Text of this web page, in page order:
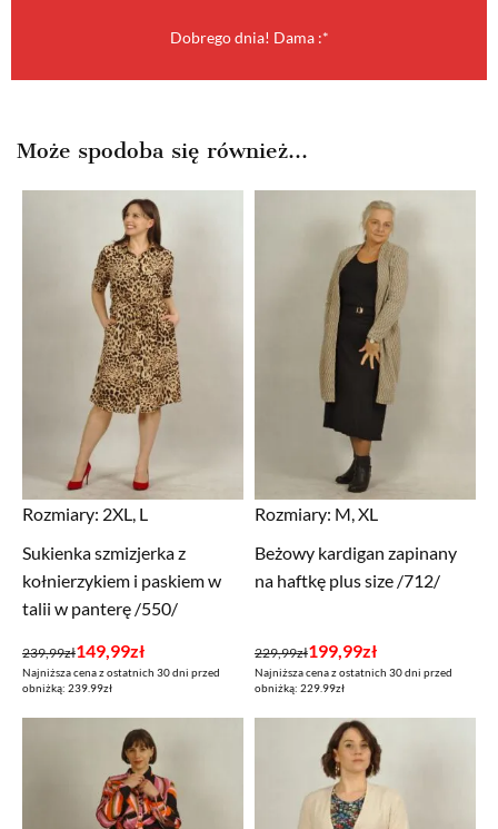
Dobrego dnia! Dama :*
Może spodoba się również…
Rozmiary: 2XL, L
Sukienka szmizjerka z
kołnierzykiem i paskiem w
talii w panterę /550/
239,99zł
Pierwotna
cena
149,99zł
Aktualna
cena
Najniższa cena z ostatnich 30 dni przed
obniżką: 239.99zł
Rozmiary: M, XL
Beżowy kardigan zapinany
na haftkę plus size /712/
229,99zł
Pierwotna
cena
199,99zł
Aktualna
cena
Najniższa cena z ostatnich 30 dni przed
obniżką: 229.99zł